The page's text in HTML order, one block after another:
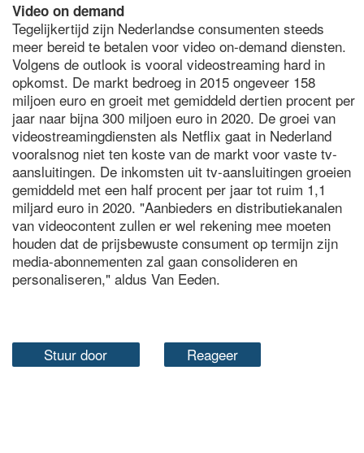
Video on demand
Tegelijkertijd zijn Nederlandse consumenten steeds
meer bereid te betalen voor video on-demand diensten.
Volgens de outlook is vooral videostreaming hard in
opkomst. De markt bedroeg in 2015 ongeveer 158
miljoen euro en groeit met gemiddeld dertien procent per
jaar naar bijna 300 miljoen euro in 2020. De groei van
videostreamingdiensten als Netflix gaat in Nederland
vooralsnog niet ten koste van de markt voor vaste tv-
aansluitingen. De inkomsten uit tv-aansluitingen groeien
gemiddeld met een half procent per jaar tot ruim 1,1
miljard euro in 2020. "Aanbieders en distributiekanalen
van videocontent zullen er wel rekening mee moeten
houden dat de prijsbewuste consument op termijn zijn
media-abonnementen zal gaan consolideren en
personaliseren," aldus Van Eeden.
Stuur door Reageer